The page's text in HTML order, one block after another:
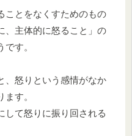
ことをなくすためのもの
、主体的に怒ること」の
す。
、怒りという感情がなか
す。
して怒りに振り回される